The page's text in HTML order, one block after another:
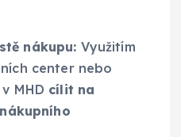
nákupu: Využitím
center nebo
MHD cílit na